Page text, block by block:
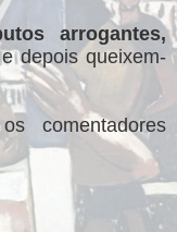
arrogantes,
e depois queixem-
comentadores